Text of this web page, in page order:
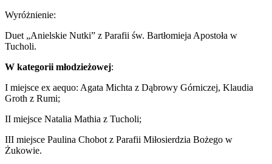
Wyróżnienie:
Duet „Anielskie Nutki” z Parafii św. Bartłomieja Apostoła w
Tucholi.
W kategorii młodzieżowej:
I miejsce ex aequo: Agata Michta z Dąbrowy Górniczej, Klaudia
Groth z Rumi;
II miejsce Natalia Mathia z Tucholi;
III miejsce Paulina Chobot z Parafii Miłosierdzia Bożego w
Żukowie.